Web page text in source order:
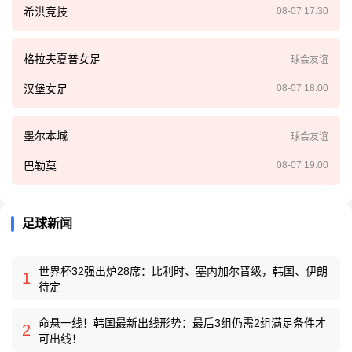
希洪竞技 08-07 17:30
格拉夫夏普女足 球会友谊
汉堡女足 08-07 18:00
墨尔本城 球会友谊
巴勒莫 08-07 19:00
足球新闻
1
世界杯32强出炉28席：比利时、塞内加尔晋级，韩国、伊朗
待定
2
命悬一线！韩国最新出线形势：最后3组仍需2组满足条件才
可出线！